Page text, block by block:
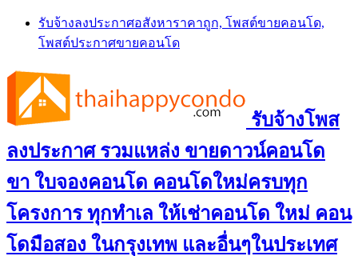
Skip
content
รับจ้างลงประกาศอสังหาราคาถูก, โพสต์ขายคอนโด,
โพสต์ประกาศขายคอนโด
รับจ้างโพส
ลงประกาศ รวมแหล่ง ขายดาวน์คอนโด
ขา ใบจองคอนโด คอนโดใหม่ครบทุก
โครงการ ทุกทำเล ให้เช่าคอนโด ใหม่ คอน
โดมือสอง ในกรุงเทพ และอื่นๆในประเทศ